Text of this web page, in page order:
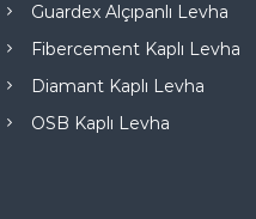
Guardex Alçıpanlı Levha
Fibercement Kaplı Levha
Diamant Kaplı Levha
OSB Kaplı Levha